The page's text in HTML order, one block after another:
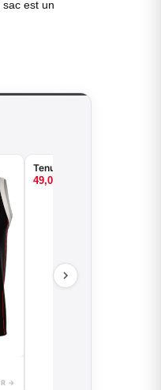
est un
→
Tenue de basket - Abstract
49,00